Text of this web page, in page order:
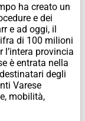
ha creato un
e dei
e ad oggi, il
di 100 milioni
l’intera provincia
è entrata nella
degli
Varese
mobilità,